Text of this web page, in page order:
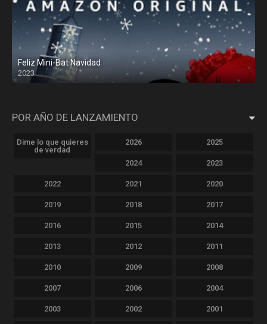
Feliz Mini-Bat Navidad
2023
POR AÑO DE LANZAMIENTO
Dime lo que quieres
de verdad
2026 2025
2024 2023
2022 2021 2020
2019 2018 2017
2016 2015 2014
2013 2012 2011
2010 2009 2008
2007 2006 2004
2003 2002 2001